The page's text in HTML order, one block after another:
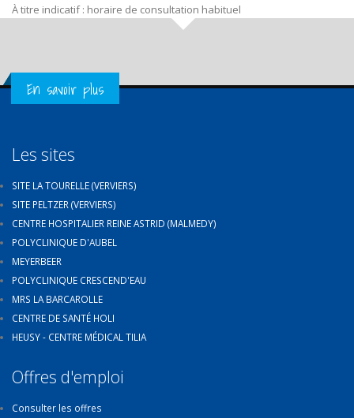
À titre indicatif : horaire de consultation habituel
Get in Touch
En savoir plus
Les sites
SITE LA TOURELLE (VERVIERS)
SITE PELTZER (VERVIERS)
CENTRE HOSPITALIER REINE ASTRID (MALMEDY)
POLYCLINIQUE D'AUBEL
MEYERBEER
POLYCLINIQUE CRESCEND'EAU
MRS LA BARCAROLLE
CENTRE DE SANTÉ HOLI
HEUSY - CENTRE MÉDICAL TILIA
Offres d'emploi
Consulter les offres